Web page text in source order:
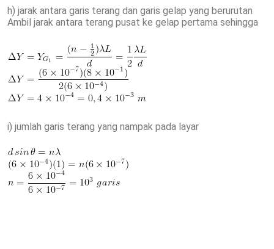
h) jarak antara garis terang dan garis gelap yang berurutan
Ambil jarak antara terang pusat ke gelap pertama sehingga
i) jumlah garis terang yang nampak pada layar